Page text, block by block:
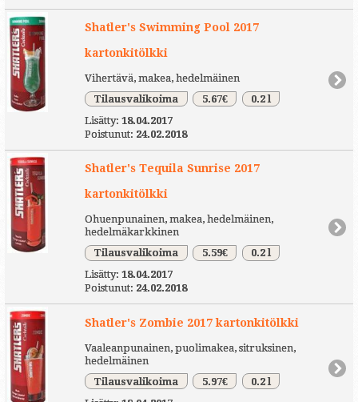
Shatler's Swimming Pool 2017
kartonkitölkki
Vihertävä, makea, hedelmäinen
Tilausvalikoima
5.67€
0.2 l
Lisätty: 18.04.2017
Poistunut: 24.02.2018
Shatler's Tequila Sunrise 2017
kartonkitölkki
Ohuenpunainen, makea, hedelmäinen,
hedelmäkarkkinen
Tilausvalikoima
5.59€
0.2 l
Lisätty: 18.04.2017
Poistunut: 24.02.2018
Shatler's Zombie 2017 kartonkitölkki
Vaaleanpunainen, puolimakea, sitruksinen,
hedelmäinen
Tilausvalikoima
5.97€
0.2 l